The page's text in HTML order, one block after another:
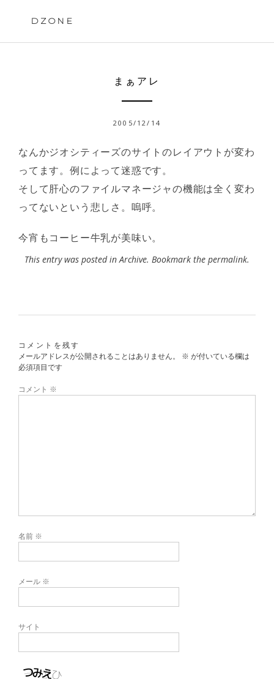
DZONE
まぁアレ
2005/12/14
なんかジオシティーズのサイトのレイアウトが変わ
ってます。例によって迷惑です。
そして肝心のファイルマネージャの機能は全く変わ
ってないという悲しさ。嗚呼。
今宵もコーヒー牛乳が美味い。
This entry was posted inArchive. Bookmark the permalink.
コメントを残す
メールアドレスが公開されることはありません。
※ が付いている欄は
必須項目です
コメント ※
名前 ※
メール ※
サイト